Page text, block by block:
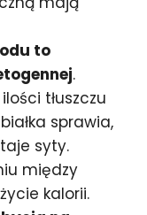
to
.
tłuszczu
sprawia,
syty.
między
kalorii.